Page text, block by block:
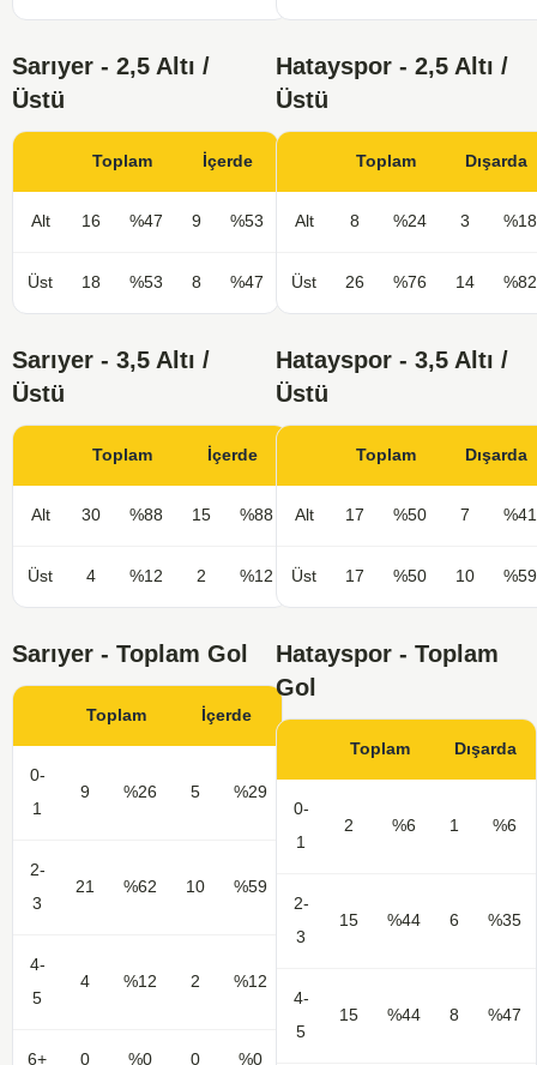
Sarıyer - 2,5 Altı /
Üstü
Toplam İçerde
Alt 16 %47 9 %53
Üst 18 %53 8 %47
Hatayspor - 2,5 Altı /
Üstü
Toplam Dışarda
Alt 8 %24 3 %18
Üst 26 %76 14 %82
Sarıyer - 3,5 Altı /
Üstü
Toplam İçerde
Alt 30 %88 15 %88
Üst 4 %12 2 %12
Hatayspor - 3,5 Altı /
Üstü
Toplam Dışarda
Alt 17 %50 7 %41
Üst 17 %50 10 %59
Sarıyer - Toplam Gol
Toplam İçerde
0-
1
9 %26 5 %29
2-
3
21 %62 10 %59
4-
5
4 %12 2 %12
6+ 0 %0 0 %0
Hatayspor - Toplam
Gol
Toplam Dışarda
0-
1
2 %6 1 %6
2-
3
15 %44 6 %35
4-
5
15 %44 8 %47